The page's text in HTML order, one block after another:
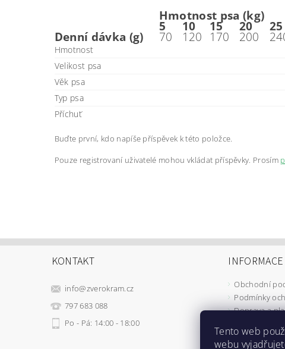
Hmotnost psa (kg)
5 10 15 20 25
Denní dávka (g) 70 120 170 200
Hmotnost
Velikost psa
Věk psa
Typ psa
Příchuť
Buďte první, kdo napíše příspěvek k této položce.
Pouze registrovaní uživatelé mohou vkládat příspěvky. Prosím
KONTAKT
info@zverokram.cz
797 683 088
Po - Pá: 14:00 - 18:00
Obchodní
Podmínky
Doprava a
Tento web
webu